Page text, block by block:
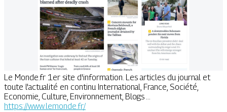
Le Monde.fr 1er site d'information. Les articles du journal et
toute l'actualité en continu International, France, Société,
Economie, Culture, Environnement, Blogs ...
https://www.lemonde.fr/